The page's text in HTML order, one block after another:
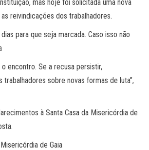
mas hoje foi solicitada uma nova
reivindicações dos trabalhadores.
para que seja marcada. Caso isso não
encontro. Se a recusa persistir,
sobre novas formas de luta”,
à Santa Casa da Misericórdia de
de Gaia